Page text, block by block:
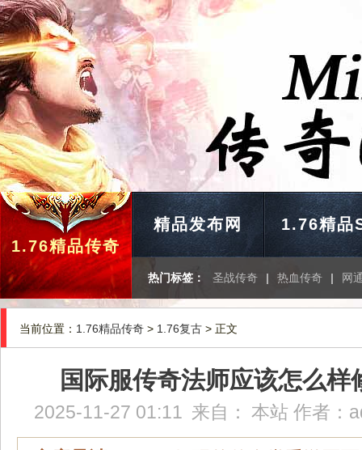
1.76精品传奇
精品发布网 1.76精品
热门标签： 圣战传奇 | 热血传奇 | 网
当前位置： 1.76精品传奇 > 1.76复古 > 正文
国际服传奇法师应该怎么样
2025-11-27 01:11 来自： 本站 作者：